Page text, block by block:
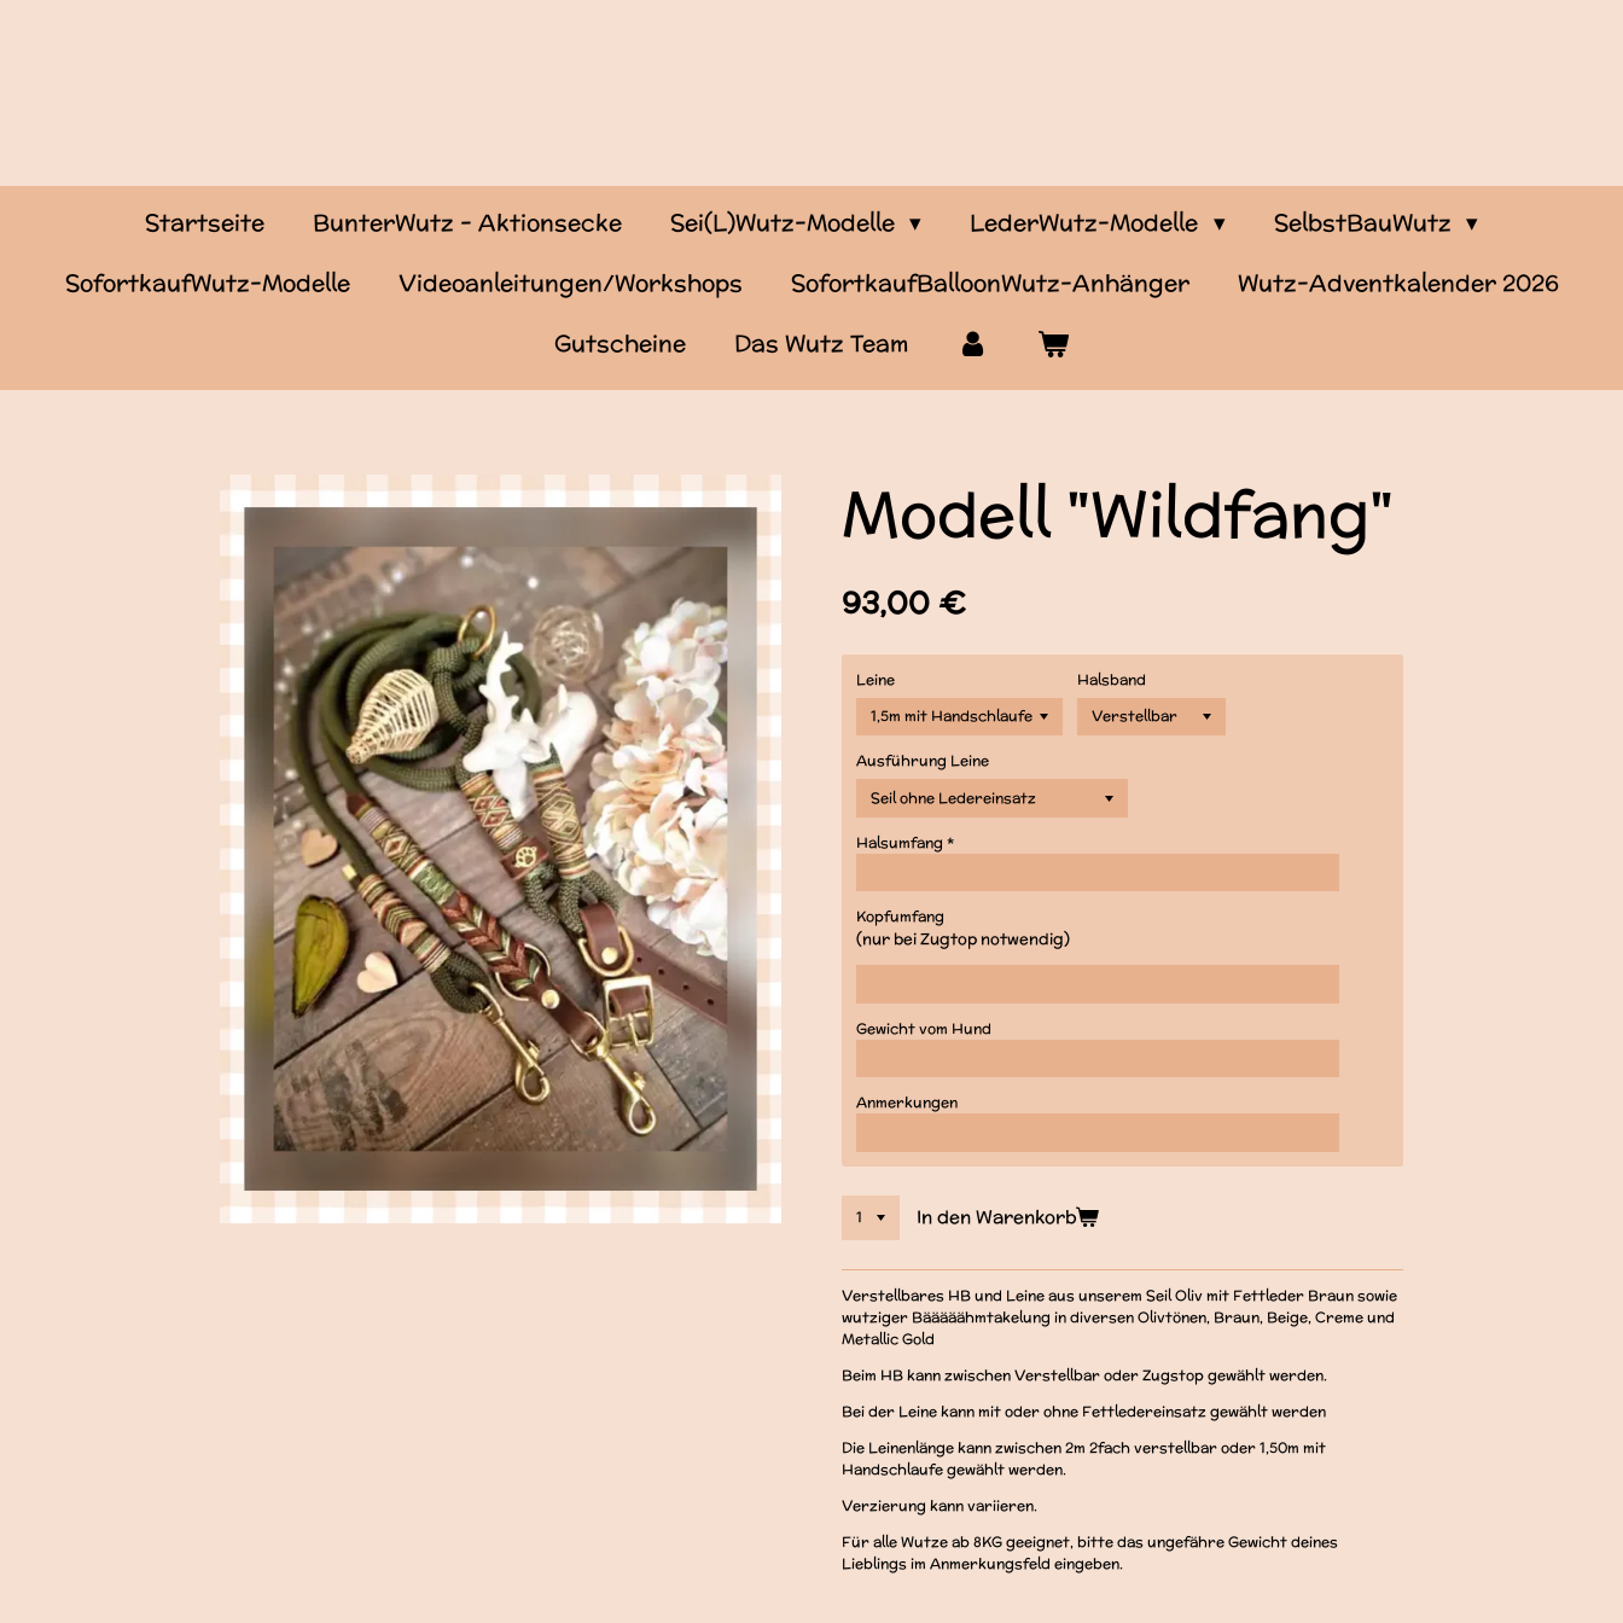
Startseite BunterWutz - Aktionsecke Sei(L)Wutz-Modelle LederWutz-Modelle
SelbstBauWutz
SofortkaufWutz-Modelle
Videoanleitungen/Workshops SofortkaufBalloonWutz-Anhänger
Wutz-Adventkalender 2026
Gutscheine
Das Wutz Team
Modell "Wildfang"
93,00 €
Leine Halsband
Ausführung Leine
Halsumfang *
Kopfumfang
(nur bei Zugtop notwendig)
Gewicht vom Hund
Anmerkungen
In den Warenkorb
Verstellbares HB und Leine aus unserem Seil Oliv mit Fettleder Braun sowie
wutziger Bääääähmtakelung in diversen Olivtönen, Braun, Beige, Creme und
Metallic Gold
Beim HB kann zwischen Verstellbar oder Zugstop gewählt werden.
Bei der Leine kann mit oder ohne Fettledereinsatz gewählt werden
Die Leinenlänge kann zwischen 2m 2fach verstellbar oder 1,50m mit
Handschlaufe gewählt werden.
Verzierung kann variieren.
Für alle Wutze ab 8KG geeignet, bitte das ungefähre Gewicht deines
Lieblings im Anmerkungsfeld eingeben.